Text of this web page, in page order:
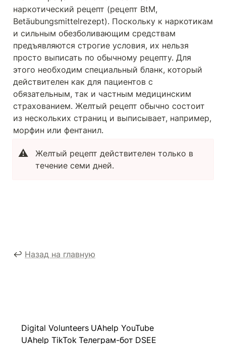
наркотический рецепт (рецепт BtM,
Betäubungsmittelrezept). Поскольку к наркотикам
и сильным обезболивающим средствам
предъявляются строгие условия, их нельзя
просто выписать по обычному рецепту. Для
этого необходим специальный бланк, который
действителен как для пациентов с
обязательным, так и частным медицинским
страхованием. Желтый рецепт обычно состоит
из нескольких страниц и выписывает, например,
морфин или фентанил.
⚠️
Желтый рецепт действителен только в
течение семи дней.
↩️ Назад на главную
Digital Volunteers UAhelp YouTube
UAhelp TikTok Телеграм-бот DSEE